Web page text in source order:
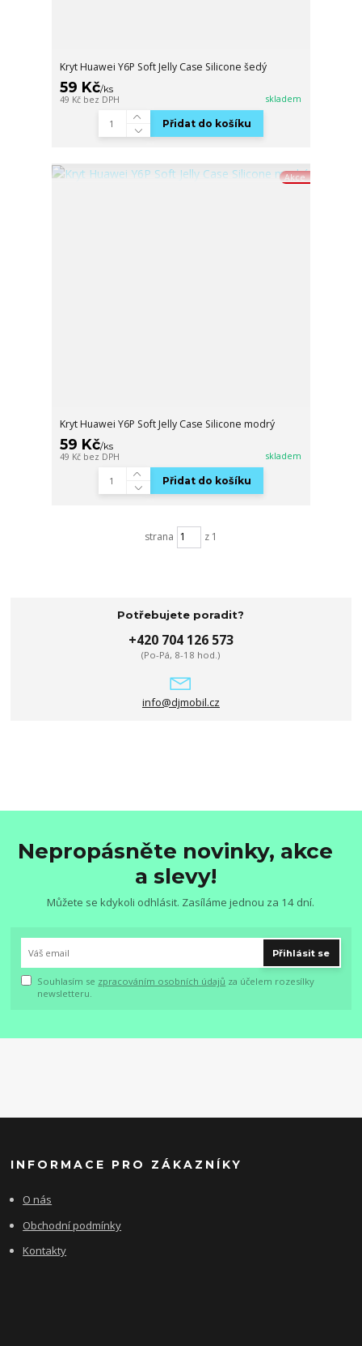
Kryt Huawei Y6P Soft Jelly Case Silicone šedý
59 Kč/ks
49 Kč bez DPH skladem
Přidat do košíku
Akce
Kryt Huawei Y6P Soft Jelly Case Silicone modrý
59 Kč/ks
49 Kč bez DPH skladem
Přidat do košíku
strana z 1
Potřebujete poradit?
+420 704 126 573
(Po-Pá, 8-18 hod.)
info@djmobil.cz
Nepropásněte novinky, akce
a slevy!
Můžete se kdykoli odhlásit. Zasíláme jednou za 14 dní.
Přihlásit se
Souhlasím se zpracováním osobních údajů za účelem rozesílky
newsletteru.
INFORMACE PRO ZÁKAZNÍKY
O nás
Obchodní podmínky
Kontakty